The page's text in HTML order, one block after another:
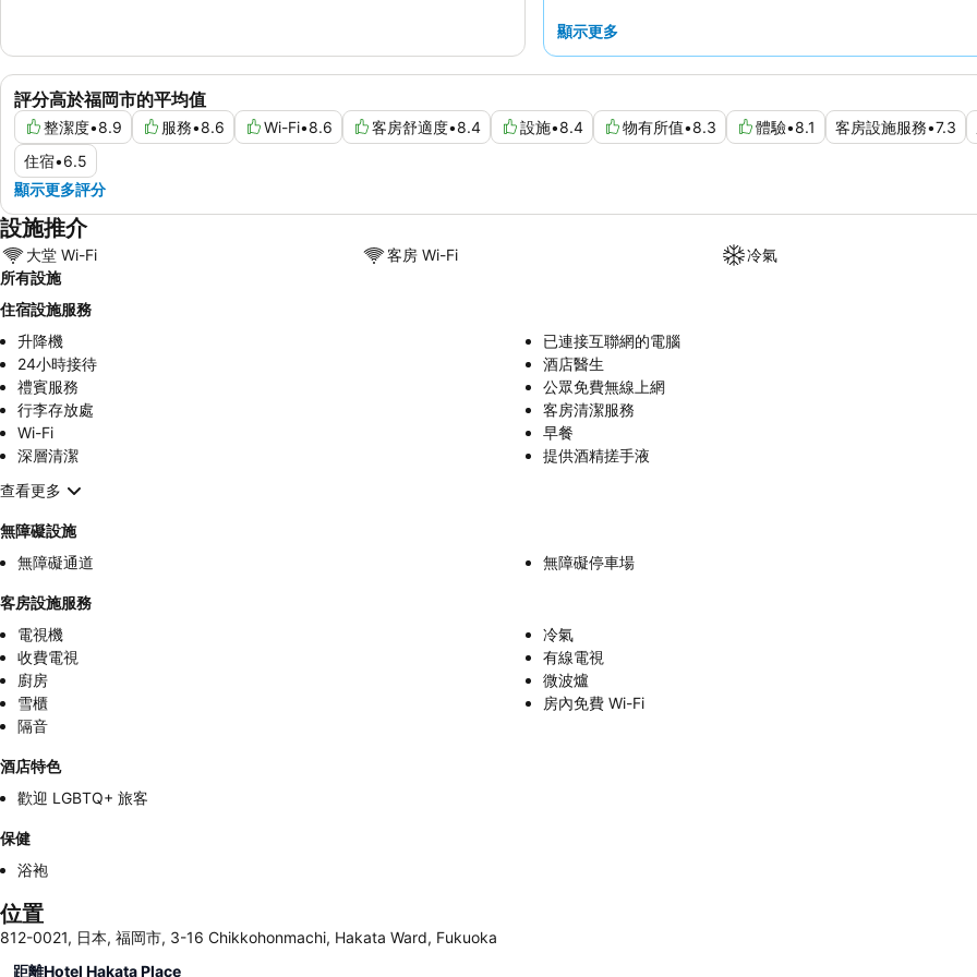
顯示更多
評分高於福岡市的平均值
整潔度•8.9 服務•8.6 Wi-Fi•8.6 客房舒適度•8.4 設施•8.4 物有所值•8.3 體驗•8.1 客房設施服務•7.3
住宿•6.5
顯示更多評分
設施推介
大堂 Wi-Fi 客房 Wi-Fi
冷氣
所有設施
住宿設施服務
升降機
已連接互聯網的電腦
24小時接待
酒店醫生
禮賓服務
公眾免費無線上網
行李存放處
客房清潔服務
Wi-Fi
早餐
深層清潔
提供酒精搓手液
查看更多
無障礙設施
無障礙通道
無障礙停車場
客房設施服務
電視機
冷氣
收費電視
有線電視
廚房
微波爐
雪櫃
房內免費 Wi-Fi
隔音
酒店特色
歡迎 LGBTQ+ 旅客
保健
浴袍
位置
812-0021, 日本, 福岡市, 3-16 Chikkohonmachi, Hakata Ward, Fukuoka
距離Hotel Hakata Place